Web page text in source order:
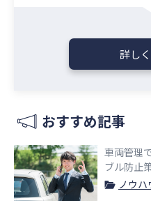
詳し
おすすめ記事
車両管理
ブル防止
ノウハ